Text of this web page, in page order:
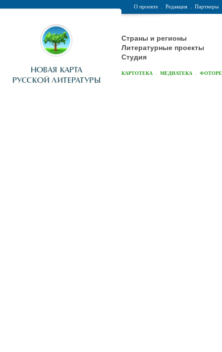
О проекте Редакция Партнеры
Страны и регионы
Литературные проекты
Студия
КАРТОТЕКА МЕДИАТЕКА